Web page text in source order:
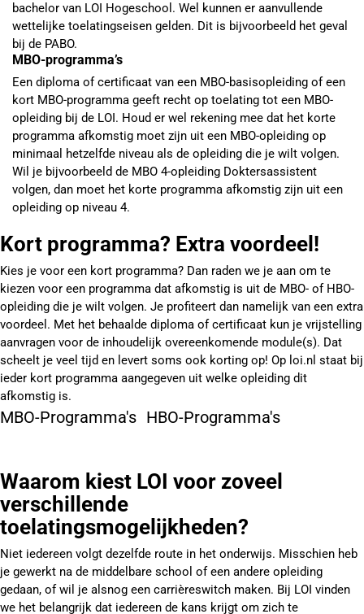
bachelor van LOI Hogeschool. Wel kunnen er aanvullende
wettelijke toelatingseisen gelden. Dit is bijvoorbeeld het geval
bij de PABO.
MBO-programma’s
Een diploma of certificaat van een MBO-basisopleiding of een
kort MBO-programma geeft recht op toelating tot een MBO-
opleiding bij de LOI. Houd er wel rekening mee dat het korte
programma afkomstig moet zijn uit een MBO-opleiding op
minimaal hetzelfde niveau als de opleiding die je wilt volgen.
Wil je bijvoorbeeld de MBO 4-opleiding Doktersassistent
volgen, dan moet het korte programma afkomstig zijn uit een
opleiding op niveau 4.
Kort programma? Extra voordeel!
Kies je voor een kort programma? Dan raden we je aan om te
kiezen voor een programma dat afkomstig is uit de MBO- of HBO-
opleiding die je wilt volgen. Je profiteert dan namelijk van een extra
voordeel. Met het behaalde diploma of certificaat kun je vrijstelling
aanvragen voor de inhoudelijk overeenkomende module(s). Dat
scheelt je veel tijd en levert soms ook korting op! Op loi.nl staat bij
ieder kort programma aangegeven uit welke opleiding dit
afkomstig is.
MBO-Programma's HBO-Programma's
Waarom kiest LOI voor zoveel
verschillende
toelatingsmogelijkheden?
Niet iedereen volgt dezelfde route in het onderwijs. Misschien heb
je gewerkt na de middelbare school of een andere opleiding
gedaan, of wil je alsnog een carrièreswitch maken. Bij LOI vinden
we het belangrijk dat iedereen de kans krijgt om zich te